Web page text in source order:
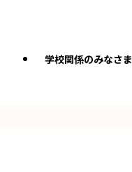
学校関係のみなさ